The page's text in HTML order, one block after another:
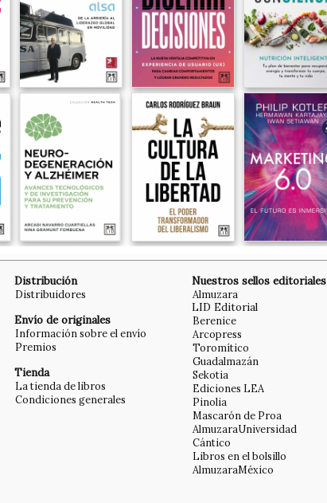
Distribución
Distribuidores
Envío de originales
Información sobre el envío
Premios
Tienda
La tienda de libros
Condiciones generales
Nuestros sellos editoriales
Almuzara
LID Editorial
Berenice
Arcopress
Toromítico
Guadalmazán
Sekotia
Ediciones LEA
Pinolia
Mascarón de Proa
AlmuzaraUniversidad
Cántico
Libros en el bolsillo
AlmuzaraMéxico